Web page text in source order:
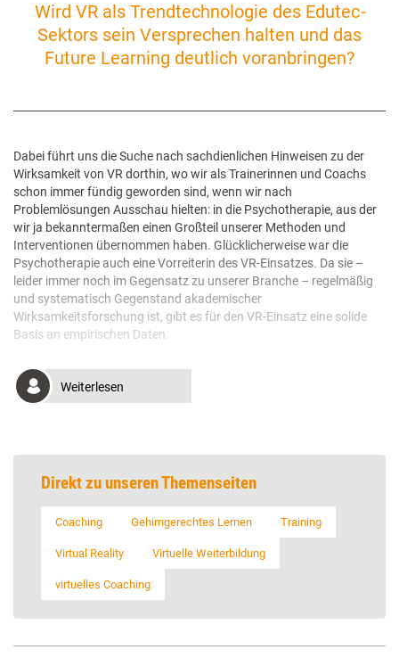
Wird VR als Trendtechnologie des Edutec-
Sektors sein Versprechen halten und das
Future Learning deutlich voranbringen?
Dabei führt uns die Suche nach sachdienlichen Hinweisen zu der
Wirksamkeit von VR dorthin, wo wir als Trainerinnen und Coachs
schon immer fündig geworden sind, wenn wir nach
Problemlösungen Ausschau hielten: in die Psychotherapie, aus der
wir ja bekanntermaßen einen Großteil unserer Methoden und
Interventionen übernommen haben. Glücklicherweise war die
Psychotherapie auch eine Vorreiterin des VR-Einsatzes. Da sie –
leider immer noch im Gegensatz zu unserer Branche – regelmäßig
und systematisch Gegenstand akademischer
Wirksamkeitsforschung ist, gibt es für den VR-Einsatz eine solide
Basis an empirischen Daten.
Weiterlesen
Direkt zu unseren Themenseiten
Coaching Gehirngerechtes Lernen Training
Virtual Reality Virtuelle Weiterbildung
virtuelles Coaching